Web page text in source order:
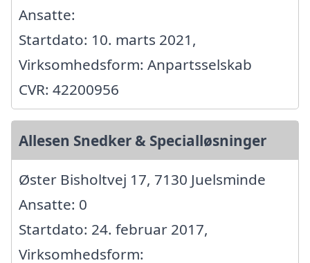
Ansatte:
Startdato: 10. marts 2021,
Virksomhedsform: Anpartsselskab
CVR: 42200956
Allesen Snedker & Specialløsninger
Øster Bisholtvej 17, 7130 Juelsminde
Ansatte: 0
Startdato: 24. februar 2017,
Virksomhedsform: